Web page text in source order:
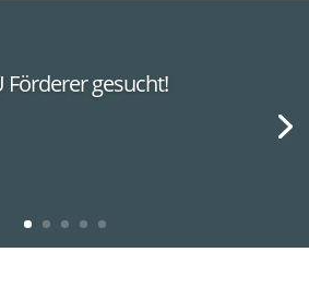
Förderer gesucht!